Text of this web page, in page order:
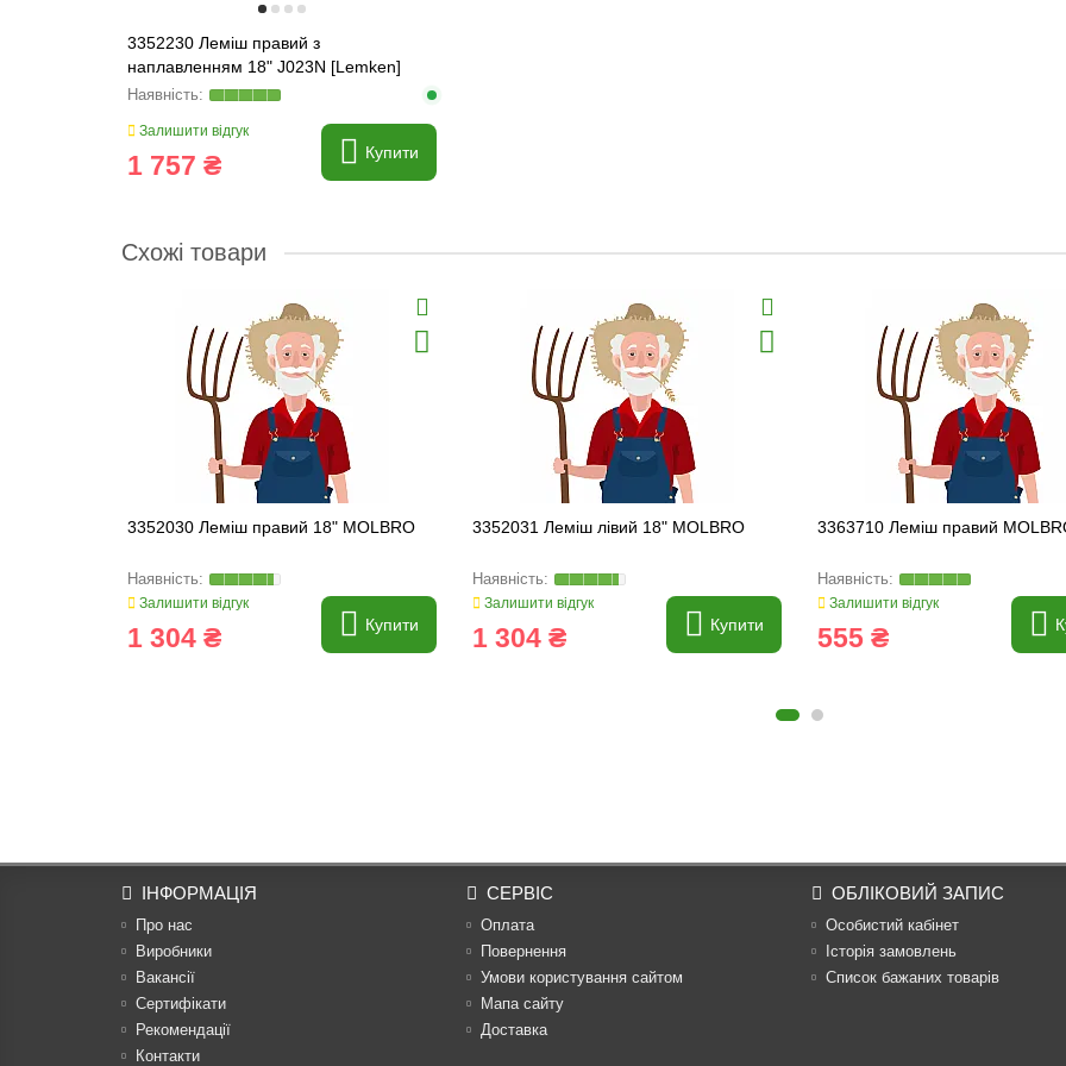
3352230 Леміш правий з
наплавленням 18" J023N [Lemken]
AGROPA
Залишити відгук
1 757 ₴ Купити
Схожі товари
3352030 Леміш правий 18" MOLBRO
Залишити відгук
1 304 ₴ Купити
3352031 Леміш лівий 18" MOLBRO
Залишити відгук
1 304 ₴ Купити
3363710 Леміш правий
Залишити відгук
555 ₴
ІНФОРМАЦІЯ
Про нас
Виробники
Вакансії
Сертифікати
Рекомендації
Контакти
СЕРВІС
Оплата
Повернення
Умови користування сайтом
Мапа сайту
Доставка
ОБЛІКОВИЙ ЗАПИС
Особистий кабінет
Історія замовлень
Список бажаних товарів